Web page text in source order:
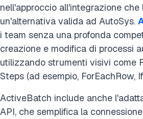
nell'approccio all'integrazione che
un'alternativa valida ad AutoSys.
i team senza una profonda
creazione e modifica di processi
utilizzando strumenti visivi come
Steps (ad esempio, ForEachRow,
ActiveBatch include anche
API, che semplifica la